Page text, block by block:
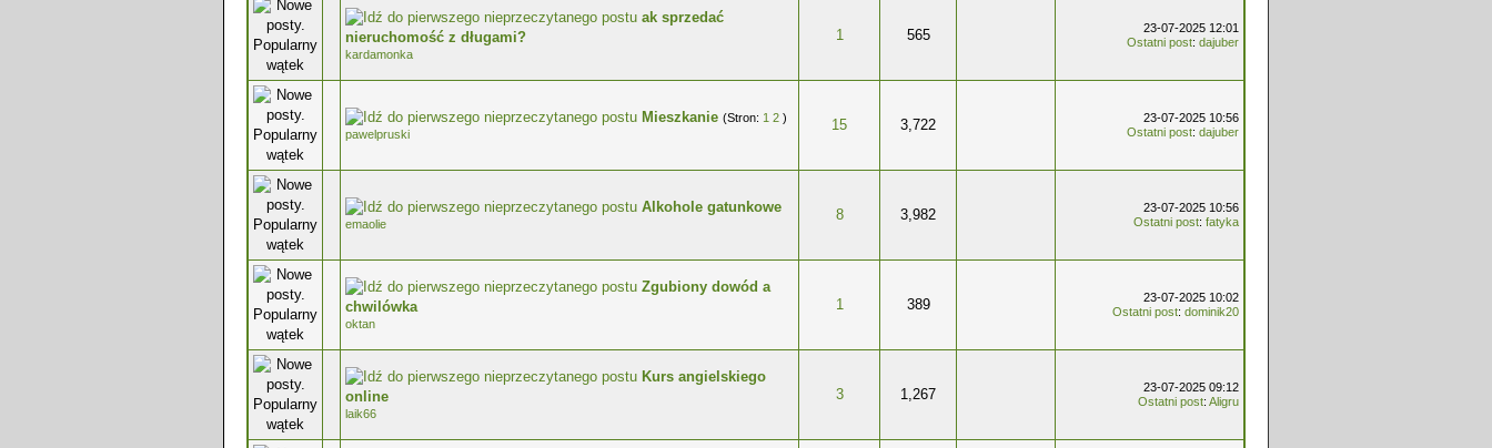
ak sprzedać
nieruchomość z długami?
kardamonka
1 565
0 głosów - średnia ocena: 0 na 5 gwiazdek
23-07-2025 12:01
Ostatni post: dajuber
Mieszkanie (Stron: 1 2 )
pawelpruski
15 3,722
0 głosów - średnia ocena: 0 na 5 gwiazdek
23-07-2025 10:56
Ostatni post: dajuber
Alkohole gatunkowe
emaolie
8 3,982
0 głosów - średnia ocena: 0 na 5 gwiazdek
23-07-2025 10:56
Ostatni post: fatyka
Zgubiony dowód a
chwilówka
oktan
1 389
0 głosów - średnia ocena: 0 na 5 gwiazdek
23-07-2025 10:02
Ostatni post: dominik20
Kurs angielskiego
online
laik66
3 1,267
0 głosów - średnia ocena: 0 na 5 gwiazdek
23-07-2025 09:12
Ostatni post: Aligru